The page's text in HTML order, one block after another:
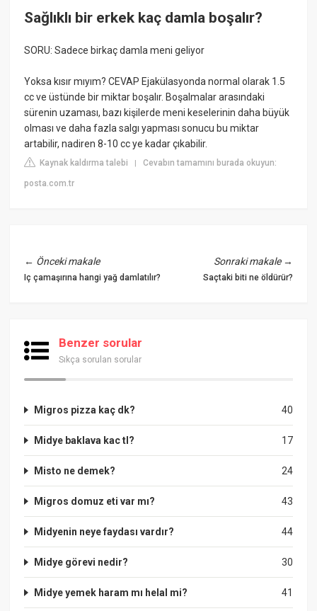
Sağlıklı bir erkek kaç damla boşalır?
SORU: Sadece birkaç damla meni geliyor
Yoksa kısır mıyım? CEVAP Ejakülasyonda normal olarak 1.5
cc ve üstünde bir miktar boşalır. Boşalmalar arasındaki
sürenin uzaması, bazı kişilerde meni keselerinin daha büyük
olması ve daha fazla salgı yapması sonucu bu miktar
artabilir, nadiren 8-10 cc ye kadar çıkabilir.
Kaynak kaldırma talebi |Cevabın tamamını burada okuyun:
posta.com.tr
← Önceki makale
Iç çamaşırına hangi yağ damlatılır?
Sonraki makale→
Saçtaki biti ne öldürür?
Benzer sorular
Sıkça sorulan sorular
40
Migros pizza kaç dk?
17
Midye baklava kac tl?
24
Misto ne demek?
43
Migros domuz eti var mı?
44
Midyenin neye faydası vardır?
30
Midye görevi nedir?
41
Midye yemek haram mı helal mi?